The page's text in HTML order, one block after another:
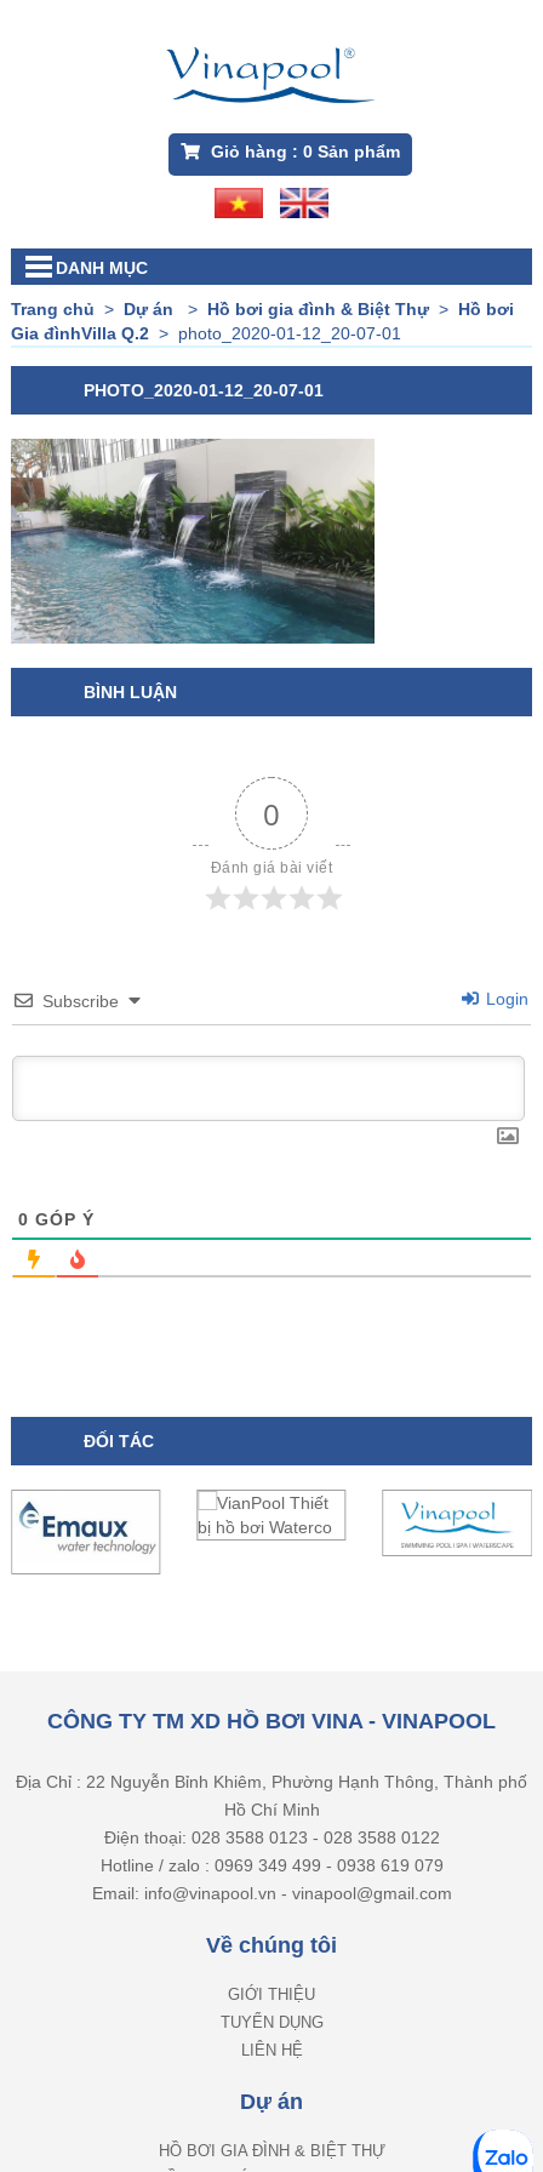
Giỏ hàng : 0Sản phẩm
DANH MỤC
Trang chủ > Dự án > Hồ bơi gia đình & Biệt Thự> Hồ bơi
Gia đìnhVilla Q.2> photo_2020-01-12_20-07-01
PHOTO_2020-01-12_20-07-01
BÌNH LUẬN
0
Đánh giá bài viết
Subscribe Login
0 GÓP Ý
ĐỐI TÁC
CÔNG TY TM XD HỒ BƠI VINA - VINAPOOL
Địa Chỉ : 22 Nguyễn Bỉnh Khiêm, Phường Hạnh Thông, Thành phố
Hồ Chí Minh
Điện thoại: 028 3588 0123 - 028 3588 0122
Hotline / zalo : 0969 349 499 - 0938 619 079
Email: info@vinapool.vn - vinapool@gmail.com
Về chúng tôi
GIỚI THIỆU
TUYỂN DỤNG
LIÊN HỆ
Dự án
HỒ BƠI GIA ĐÌNH & BIỆT THỰ